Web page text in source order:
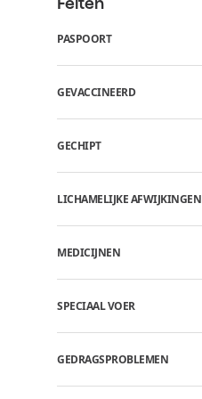
PASPOORT
GEVACCINEERD
GECHIPT
LICHAMELIJKE AFWIJKINGEN
MEDICIJNEN
SPECIAAL VOER
GEDRAGSPROBLEMEN